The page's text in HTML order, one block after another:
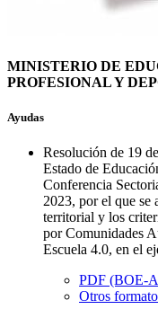
MINISTERIO DE
PROFESIONAL Y
Ayudas
Resolución de 19
Estado de
Conferencia
2023, por el que se
territorial y los
por Comunidades
Escuela 4.0, en el
PDF (BOE-
Otros